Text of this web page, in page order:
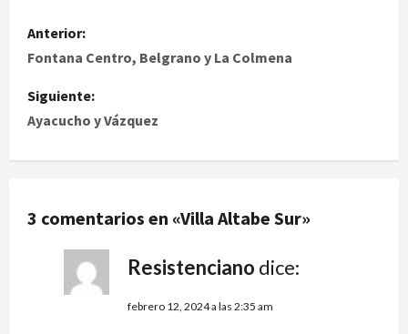
Anterior:
Fontana Centro, Belgrano y La Colmena
Siguiente:
Ayacucho y Vázquez
3 comentarios en «Villa Altabe Sur»
Resistenciano dice:
febrero 12, 2024 a las 2:35 am